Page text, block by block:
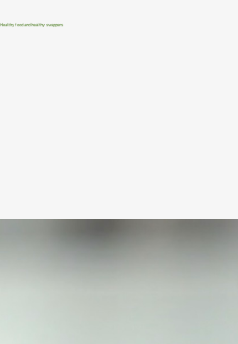
Healthy food and healthy swappers